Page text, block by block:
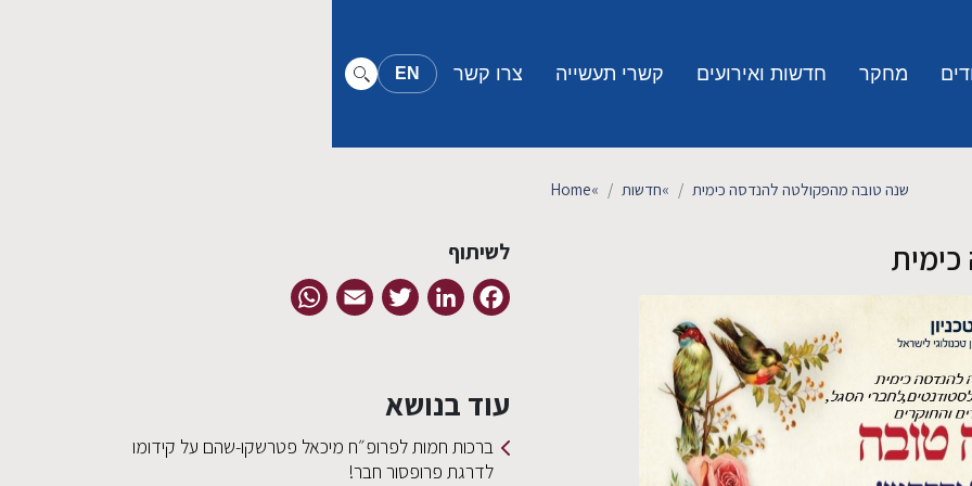
EN מחקר חדשות ואירועים קשרי תעשייה צרו קשר
Home» חדשות» שנה טובה מהפקולטה להנדסה כימית
לשיתוף
Facebook
LinkedIn
Twitter
Email
עוד בנושא
ברכות חמות לפרופ״ח מיכאל פטרשקו-שהם על קידומו
לדרגת פרופסור חבר!